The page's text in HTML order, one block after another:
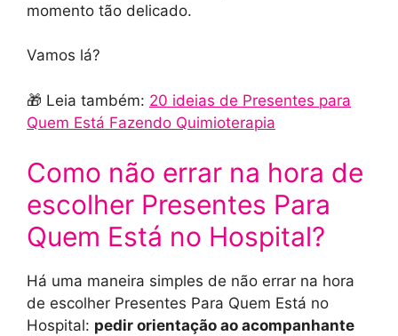
momento tão delicado.
Vamos lá?
🎁 Leia também: 20 ideias de Presentes para
Quem Está Fazendo Quimioterapia
Como não errar na hora de
escolher Presentes Para
Quem Está no Hospital?
Há uma maneira simples de não errar na hora
de escolher Presentes Para Quem Está no
Hospital: pedir orientação ao acompanhante